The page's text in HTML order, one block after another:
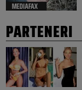
MEDIAFAX
PARTENERI